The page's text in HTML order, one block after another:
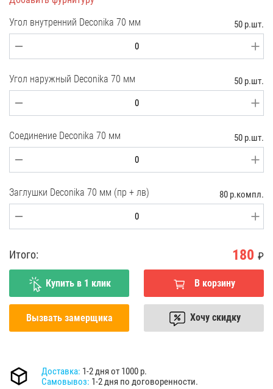
Угол внутренний Deconika 70 мм
50 р.шт.
Угол наружный Deconika 70 мм 50 р.шт.
Соединение Deconika 70 мм 50 р.шт.
Заглушки Deconika 70 мм (пр + лв) 80 р.компл.
Итого: 180 ₽
Купить в 1 клик В корзину
Вызвать замерщика Хочу скидку
Доставка: 1-2 дня от 1000 р.
Самовывоз: 1-2 дня по договоренности.